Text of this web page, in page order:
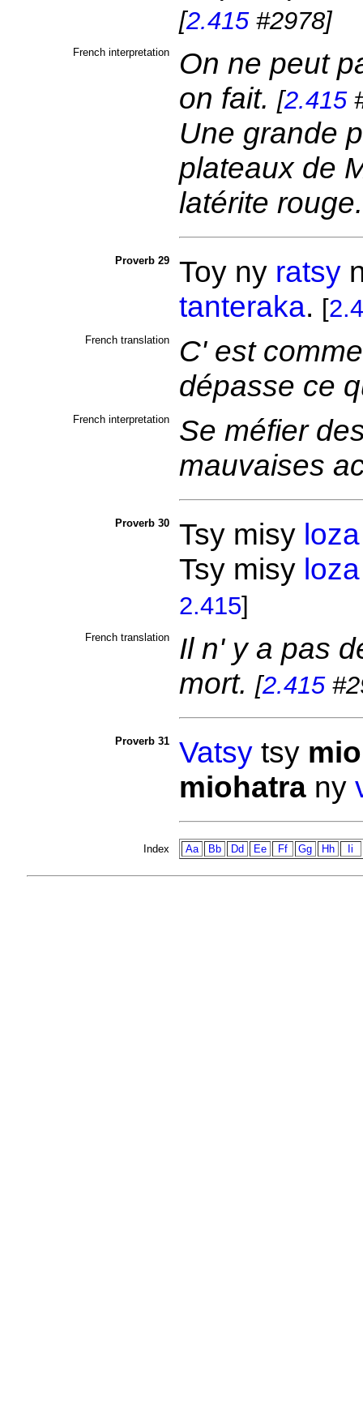
[2.415#2978]
French interpretation
On ne peut
on fait. [2.415
Une grande
plateaux de
latérite
Proverb 29 Toy ny ratsy
tanteraka. [
French translation
C' est
dépasse ce
French interpretation
Se méfier
mauvaises
Proverb 30 Tsy misy loza
Tsy misy loza
2.415]
French translation
Il n' y a pas
mort. [2.415
Proverb 31 Vatsytsy
miohatrany
Index Aa Bb Dd Ee Ff Gg Hh Ii